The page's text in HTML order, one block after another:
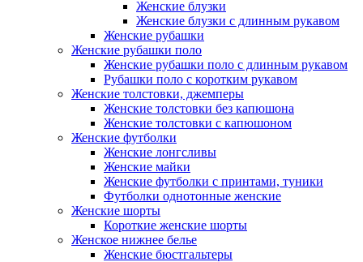
Женские блузки
Женские блузки с длинным рукавом
Женские рубашки
Женские рубашки поло
Женские рубашки поло с длинным рукавом
Рубашки поло с коротким рукавом
Женские толстовки, джемперы
Женские толстовки без капюшона
Женские толстовки с капюшоном
Женские футболки
Женские лонгсливы
Женские майки
Женские футболки с принтами, туники
Футболки однотонные женские
Женские шорты
Короткие женские шорты
Женское нижнее белье
Женские бюстгальтеры